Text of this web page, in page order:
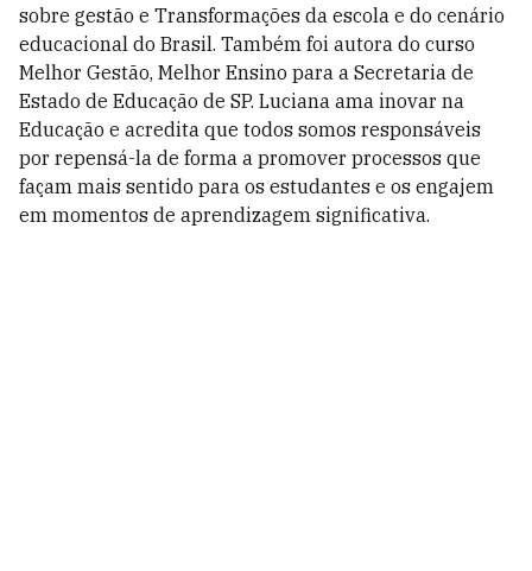
sobre gestão e Transformações da escola e do cenário
educacional do Brasil. Também foi autora do curso
Melhor Gestão, Melhor Ensino para a Secretaria de
Estado de Educação de SP. Luciana ama inovar na
Educação e acredita que todos somos responsáveis
por repensá-la de forma a promover processos que
façam mais sentido para os estudantes e os engajem
em momentos de aprendizagem significativa.